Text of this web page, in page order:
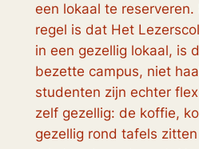
een lokaal te
regel is dat Het
in een gezellig lokaal, is
bezette campus, niet
studenten zijn echter
zelf gezellig: de koffie,
gezellig rond tafels